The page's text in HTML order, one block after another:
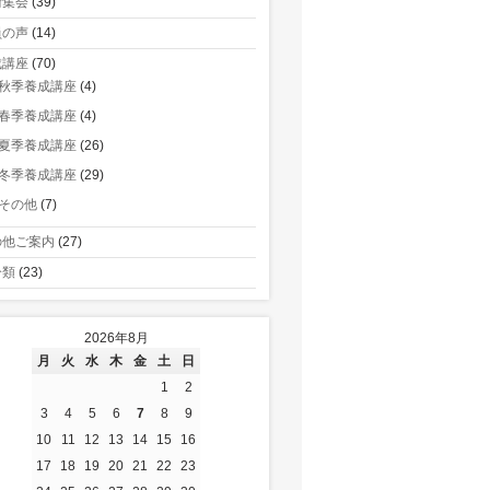
声 (14)
座 (70)
季養成講座 (4)
季養成講座 (4)
夏季養成講座 (26)
季養成講座 (29)
その他 (7)
ご案内 (27)
(23)
2026年8月
月
火 水 木 金 土
日
1
2
3
4 5 6 7 8
9
10
11 12 13 14 15
16
17
18 19 20 21 22
23